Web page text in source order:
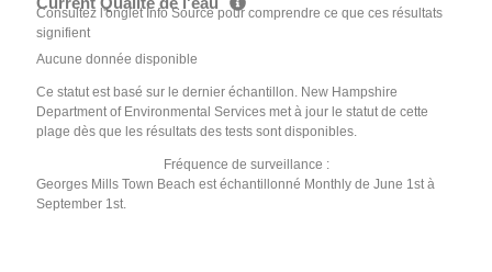
Consultez l'onglet Info Source pour comprendre ce que ces résultats
signifient
Aucune donnée disponible
Ce statut est basé sur le dernier échantillon. New Hampshire
Department of Environmental Services met à jour le statut de cette
plage dès que les résultats des tests sont disponibles.
Fréquence de surveillance :
Georges Mills Town Beach est échantillonné Monthly de June 1st à
September 1st.